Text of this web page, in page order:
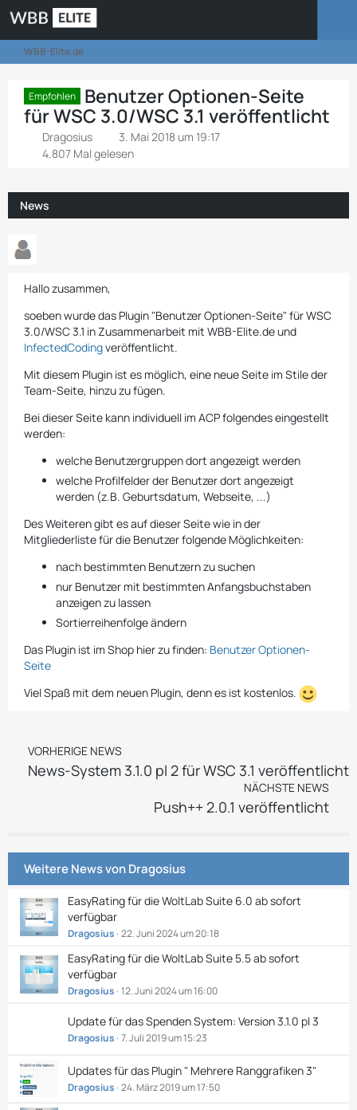
WBB-Elite.de
Empfohlen Benutzer Optionen-Seite
für WSC 3.0/WSC 3.1 veröffentlicht
Dragosius
3. Mai 2018 um 19:17
4.807 Mal gelesen
News
Hallo zusammen,
soeben wurde das Plugin "Benutzer Optionen-Seite" für WSC
3.0/WSC 3.1 in Zusammenarbeit mit WBB-Elite.de und
InfectedCodingveröffentlicht.
Mit diesem Plugin ist es möglich, eine neue Seite im Stile der
Team-Seite, hinzu zu fügen.
Bei dieser Seite kann individuell im ACP folgendes eingestellt
werden:
welche Benutzergruppen dort angezeigt werden
welche Profilfelder der Benutzer dort angezeigt
werden (z.B. Geburtsdatum, Webseite, ...)
Des Weiteren gibt es auf dieser Seite wie in der
Mitgliederliste für die Benutzer folgende Möglichkeiten:
nach bestimmten Benutzern zu suchen
nur Benutzer mit bestimmten Anfangsbuchstaben
anzeigen zu lassen
Sortierreihenfolge ändern
Das Plugin ist im Shop hier zu finden: Benutzer Optionen-
Seite
Viel Spaß mit dem neuen Plugin, denn es ist kostenlos.
VORHERIGE NEWS
News-System 3.1.0 pl 2 für WSC 3.1 veröffentlicht
NÄCHSTE NEWS
Push++ 2.0.1 veröffentlicht
Weitere News vonDragosius
EasyRating für die WoltLab Suite 6.0 ab sofort
verfügbar
Dragosius 22. Juni 2024 um 20:18
EasyRating für die WoltLab Suite 5.5 ab sofort
verfügbar
Dragosius 12. Juni 2024 um 16:00
Update für das Spenden System: Version 3.1.0 pl 3
Dragosius 7. Juli 2019 um 15:23
Updates für das Plugin " Mehrere Ranggrafiken 3​"
Dragosius 24. März 2019 um 17:50